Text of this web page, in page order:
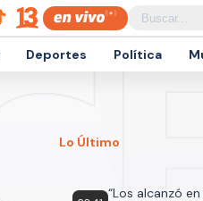
Deportes Política
Lo Último
“Los alcanzó